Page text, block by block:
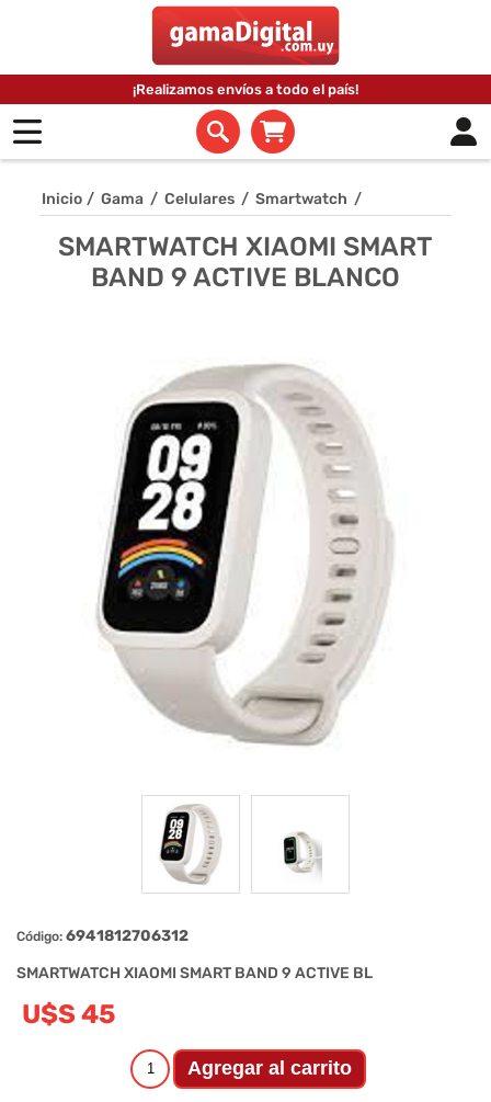
¡Realizamos envíos a todo el país!
Inicio / Gama / Celulares / Smartwatch /
SMARTWATCH XIAOMI SMART
BAND 9 ACTIVE BLANCO
Código: 6941812706312
SMARTWATCH XIAOMI SMART BAND 9 ACTIVE BL
U$S 45